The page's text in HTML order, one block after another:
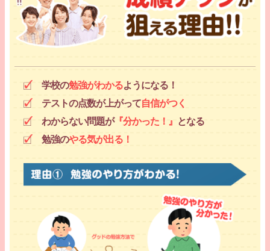
学校の勉強がわかるようになる！
テストの点数が上がって自信がつく
わからない問題が『分かった！』 となる
勉強のやる気が出る！